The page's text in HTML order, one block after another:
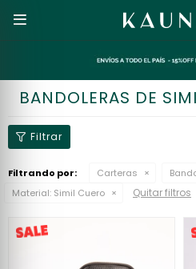

BANDOLERAS DE
Filtrando por: Carteras
Material: Simil Cuero Quitar filtros